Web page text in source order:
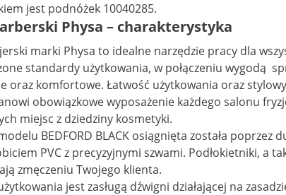
jest podnóżek 10040285.
Physa – charakterystyka
marki Physa to idealne narzędzie pracy dla
standardy użytkowania, w połączeniu wygodą
oraz komfortowe. Łatwość użytkowania oraz
obowiązkowe wyposażenie każdego salonu
miejsc z dziedziny kosmetyki.
BEDFORD BLACK osiągnięta została poprzez
PVC z precyzyjnymi szwami. Podłokietniki, a
zmęczeniu Twojego klienta.
jest zasługą dźwigni działającej na